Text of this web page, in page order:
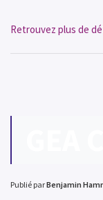
Retrouvez plus de
Publié parBenjamin